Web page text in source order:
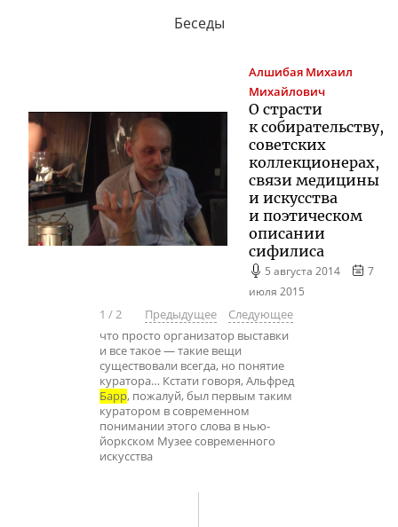
Беседы
Алшибая Михаил
Михайлович
О страсти
к собирательству,
советских
коллекционерах,
связи медицины
и искусства
и поэтическом
описании
сифилиса
5 августа 2014
7
июля 2015
1 /2 Предыдущее
Следующее
что просто организатор выставки
и все такое — такие вещи
существовали всегда, но понятие
куратора… Кстати говоря, Альфред
Барр, пожалуй, был первым таким
куратором в современном
понимании этого слова в нью-
йоркском Музее современного
искусства